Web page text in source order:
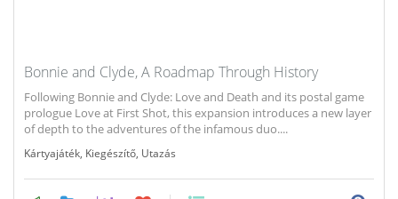
Bonnie and Clyde, A Roadmap Through History
Following Bonnie and Clyde: Love and Death and its postal game
prologue Love at First Shot, this expansion introduces a new layer
of depth to the adventures of the infamous duo....
Kártyajáték, Kiegészítő, Utazás